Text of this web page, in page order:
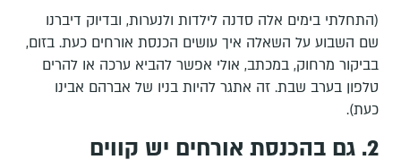
(התחלתי בימים אלה סדנה לילדות ולנערות, ובדיוק דיברנו
שם השבוע על השאלה איך עושים הכנסת אורחים כעת. בזום,
בביקור מרחוק, במכתב, אולי אפשר להביא ערכה או להרים
טלפון בערב שבת. זה אתגר להיות בניו של אברהם אבינו
כעת).
2. גם בהכנסת אורחים יש קווים